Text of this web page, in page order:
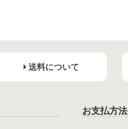
送料について
お支払方